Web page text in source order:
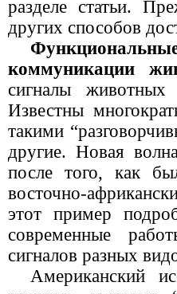
разделе статьи.
других способов
коммуникации
сигналы животных
Известны
такими
другие. Новая
после того, как
восточно-
этот пример
современные
сигналов разных
Американский